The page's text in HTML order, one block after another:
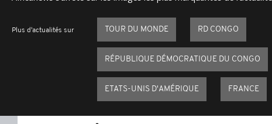
Plus d'actualités sur TOUR DU MONDE RD CONGO
RÉPUBLIQUE DÉMOCRATIQUE DU CONGO
ETATS-UNIS D'AMÉRIQUE FRANCE